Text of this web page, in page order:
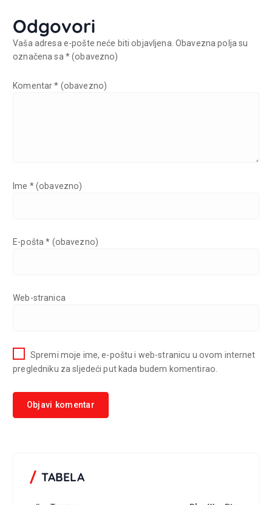
Odgovori
Vaša adresa e-pošte neće biti objavljena. Obavezna polja su
označena sa * (obavezno)
Komentar* (obavezno)
Ime * (obavezno)
E-pošta* (obavezno)
Web-stranica
Spremi moje ime, e-poštu i web-stranicu u ovom internet
pregledniku za sljedeći put kada budem komentirao.
TABELA